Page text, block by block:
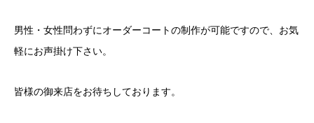
男性・女性問わずにオーダーコートの制作が可能ですので、お気
軽にお声掛け下さい。
皆様の御来店をお待ちしております。